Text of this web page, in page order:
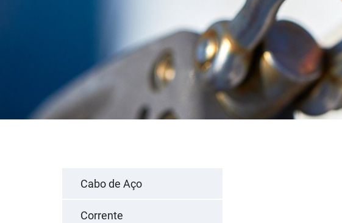
Cabo de Aço
Corrente